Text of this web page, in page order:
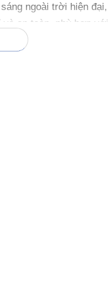
ngoài trời hiện
an toàn, phù hợp
sáng ngoài trời ngay